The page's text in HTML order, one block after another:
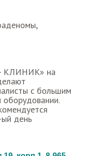
КЛИНИК» на
с большим
день